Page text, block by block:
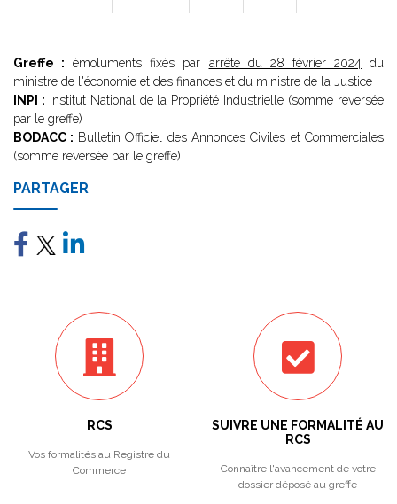
Greffe : émoluments fixés par arrêté du 28 février 2024 du
ministre de l'économie et des finances et du ministre de la Justice
INPI : Institut National de la Propriété Industrielle (somme reversée
par le greffe)
BODACC : Bulletin Officiel des Annonces Civiles et Commerciales
(somme reversée par le greffe)
PARTAGER
RCS
Vos formalités au Registre du
Commerce
SUIVRE UNE FORMALITÉ AU
RCS
Connaître l'avancement de votre
dossier déposé au greffe